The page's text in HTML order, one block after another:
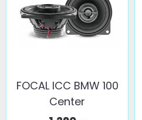
FOCAL ICC BMW 100
Center